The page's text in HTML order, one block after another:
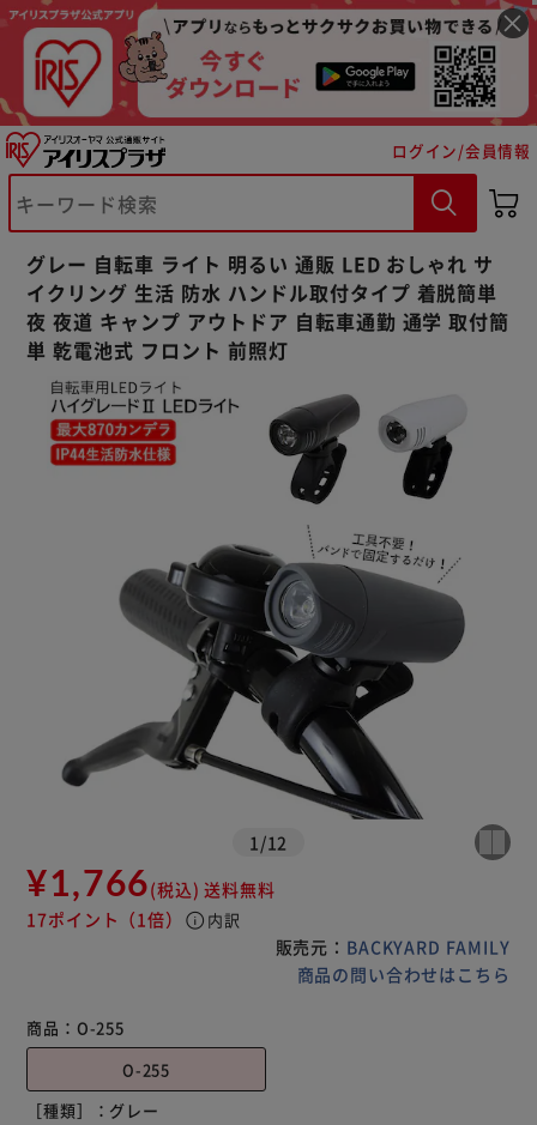
ログイン/会員情報
グレー 自転車 ライト 明るい 通販 LED おしゃれ サ
イクリング 生活 防水 ハンドル取付タイプ 着脱簡単
夜 夜道 キャンプ アウトドア 自転車通勤 通学 取付簡
単 乾電池式 フロント 前照灯
1 /12
¥1,766(税込) 送料無料
17ポイント （1倍） info 内訳
販売元： BACKYARD FAMILY
商品の問い合わせはこちら
商品： O-255
O-255
［種類］： グレー
※ご確認ください
カートに入れる 購入手続きへ